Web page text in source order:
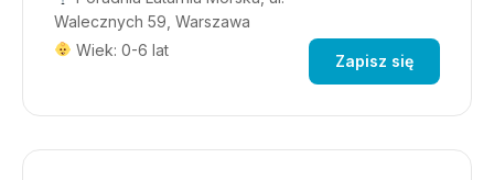
Walecznych 59, Warszawa
Wiek: 0-6 lat
Zapisz się